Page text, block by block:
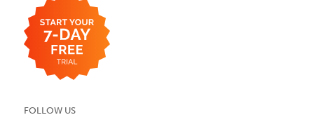
FOLLOW US